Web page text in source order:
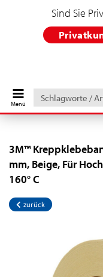
Schlagworte
/
Artikelnummer
EAN
Sind Sie
3M™
mm, Beige, Für
160° C
zurück